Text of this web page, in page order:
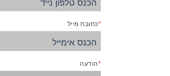
כתובת מייל
הודעה